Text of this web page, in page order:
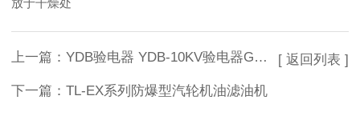
上一篇： YDB验电器 YDB-10KV验电器GD-验电器
下一篇： TL-EX系列防爆型汽轮机油滤油机
[ 返回列表 ]